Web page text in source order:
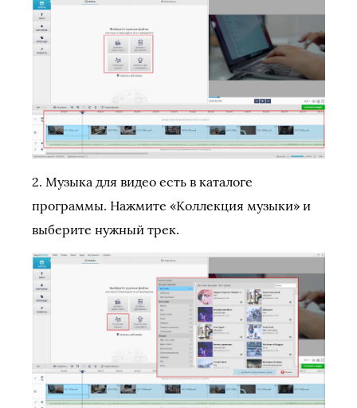
2. Музыка для видео есть в каталоге
программы. Нажмите «Коллекция музыки» и
выберите нужный трек.